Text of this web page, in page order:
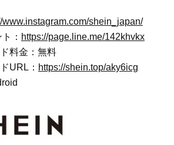
www.instagram.com/shein_japan/
： https://page.line.me/142khvkx
料金：無料
URL： https://shein.top/aky6icg